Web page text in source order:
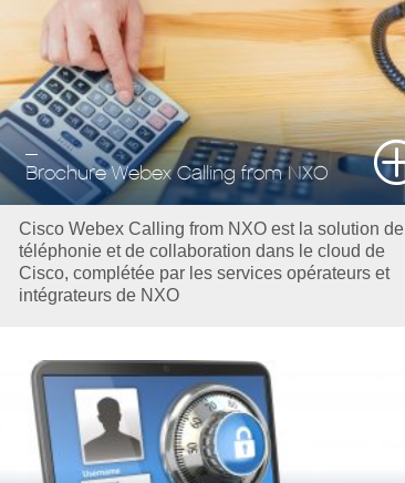
Brochure Webex Calling from NXO
Cisco Webex Calling from NXO est la solution de
téléphonie et de collaboration dans le cloud de
Cisco, complétée par les services opérateurs et
intégrateurs de NXO